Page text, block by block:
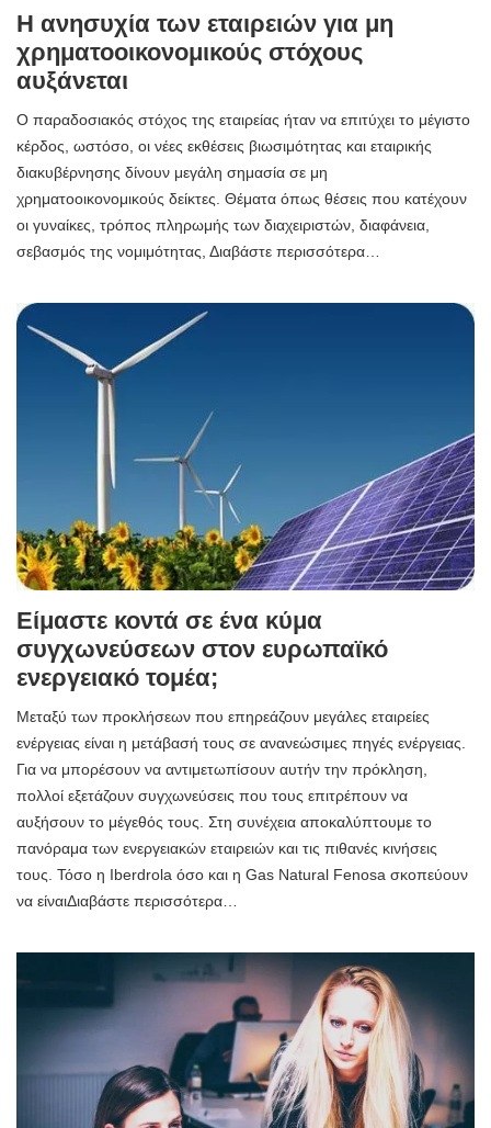
Η ανησυχία των εταιρειών για μη
χρηματοοικονομικούς στόχους
αυξάνεται
Ο παραδοσιακός στόχος της εταιρείας ήταν να επιτύχει το μέγιστο
κέρδος, ωστόσο, οι νέες εκθέσεις βιωσιμότητας και εταιρικής
διακυβέρνησης δίνουν μεγάλη σημασία σε μη
χρηματοοικονομικούς δείκτες. Θέματα όπως θέσεις που κατέχουν
οι γυναίκες, τρόπος πληρωμής των διαχειριστών, διαφάνεια,
σεβασμός της νομιμότητας, Διαβάστε περισσότερα…
Είμαστε κοντά σε ένα κύμα
συγχωνεύσεων στον ευρωπαϊκό
ενεργειακό τομέα;
Μεταξύ των προκλήσεων που επηρεάζουν μεγάλες εταιρείες
ενέργειας είναι η μετάβασή τους σε ανανεώσιμες πηγές ενέργειας.
Για να μπορέσουν να αντιμετωπίσουν αυτήν την πρόκληση,
πολλοί εξετάζουν συγχωνεύσεις που τους επιτρέπουν να
αυξήσουν το μέγεθός τους. Στη συνέχεια αποκαλύπτουμε το
πανόραμα των ενεργειακών εταιρειών και τις πιθανές κινήσεις
τους. Τόσο η Iberdrola όσο και η Gas Natural Fenosa σκοπεύουν
να είναιΔιαβάστε περισσότερα…